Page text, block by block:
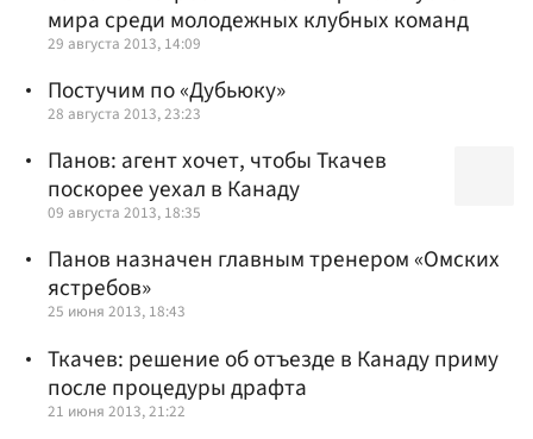
мира среди молодежных клубных команд
29 августа 2013, 14:09
Постучим по «Дубьюку»
28 августа 2013, 23:23
Панов: агент хочет, чтобы Ткачев
поскорее уехал в Канаду
09 августа 2013, 18:35
Панов назначен главным тренером «Омских
ястребов»
25 июня 2013, 18:43
Ткачев: решение об отъезде в Канаду приму
после процедуры драфта
21 июня 2013, 21:22